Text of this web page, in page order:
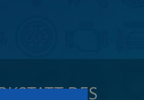
DES